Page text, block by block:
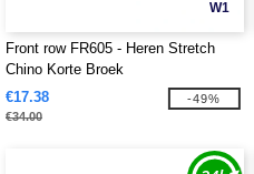
W1
Front row FR605 - Heren Stretch
Chino Korte Broek
€17.38
€34.00
-49%